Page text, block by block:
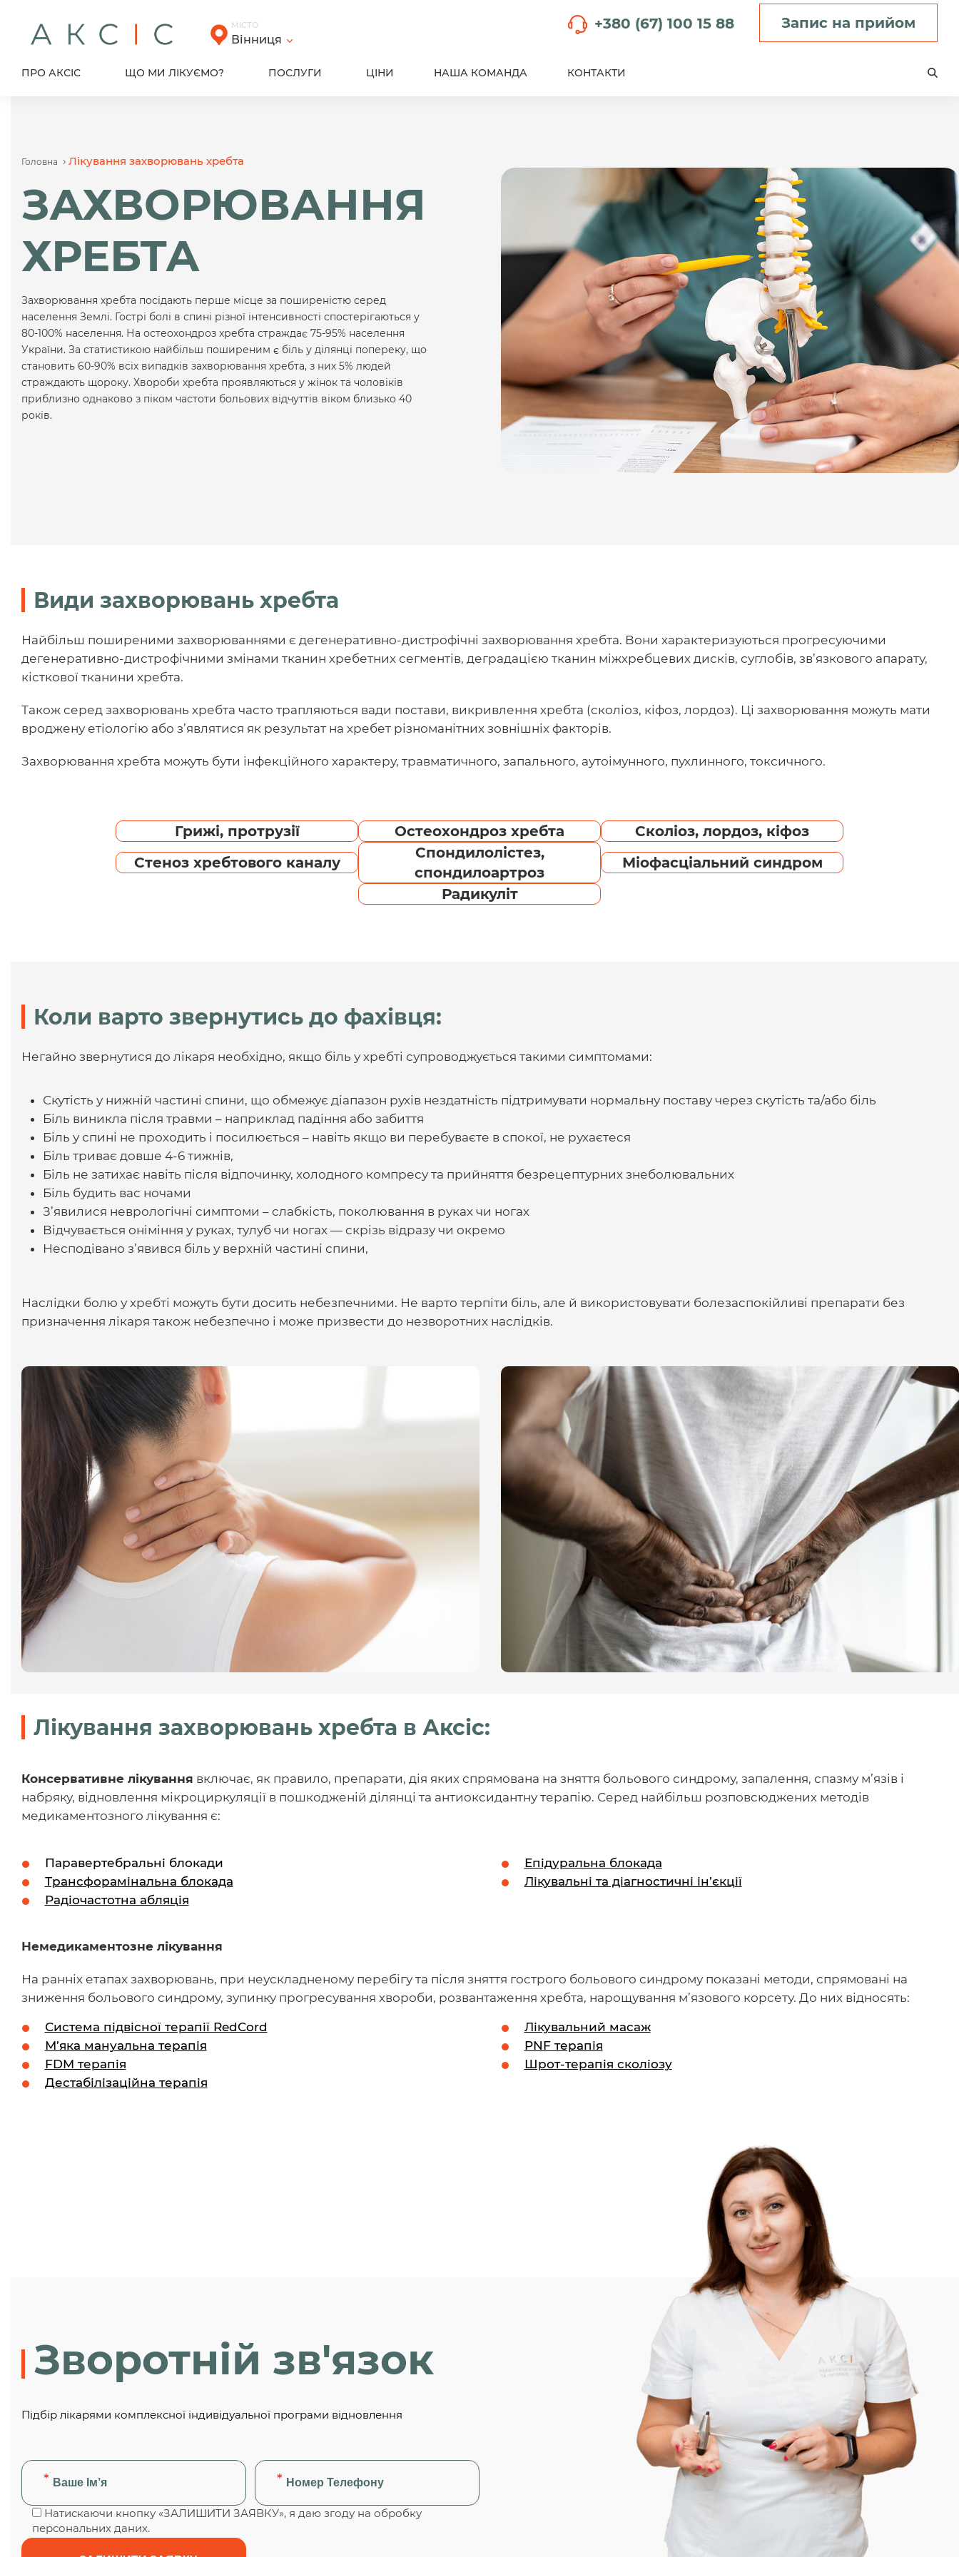
content
МІСТО
Вінниця
+380 (67) 100 15 88 Запис на прийом
ПРО АКСІС ЩО МИ ЛІКУЄМО? ПОСЛУГИ ЦІНИ НАША КОМАНДА КОНТАКТИ
Головна › Лікування захворювань хребта
ЗАХВОРЮВАННЯ
ХРЕБТА
Захворювання хребта посідають перше місце за поширеністю серед
населення Землі. Гострі болі в спині різної інтенсивності спостерігаються у
80-100% населення. На остеохондроз хребта страждає 75-95% населення
України. За статистикою найбільш поширеним є біль у ділянці попереку, що
становить 60-90% всіх випадків захворювання хребта, з них 5% людей
страждають щороку. Хвороби хребта проявляються у жінок та чоловіків
приблизно однаково з піком частоти больових відчуттів віком близько 40
років.
Види захворювань хребта
Найбільш поширеними захворюваннями є дегенеративно-дистрофічні захворювання хребта. Вони характеризуються прогресуючими
дегенеративно-дистрофічними змінами тканин хребетних сегментів, деградацією тканин міжхребцевих дисків, суглобів, зв’язкового апарату,
кісткової тканини хребта.
Також серед захворювань хребта часто трапляються вади постави, викривлення хребта (сколіоз, кіфоз, лордоз). Ці захворювання можуть мати
вроджену етіологію або з’являтися як результат на хребет різноманітних зовнішніх факторів.
Захворювання хребта можуть бути інфекційного характеру, травматичного, запального, аутоімунного, пухлинного, токсичного.
Грижі, протрузії Остеохондроз хребта
Сколіоз, лордоз, кіфоз
Стеноз хребтового каналу
Спондилолістез,
спондилоартроз
Міофасціальний синдром
Радикуліт
Коли варто звернутись до фахівця:
Негайно звернутися до лікаря необхідно, якщо біль у хребті супроводжується такими симптомами:
Скутість у нижній частині спини, що обмежує діапазон рухів нездатність підтримувати нормальну поставу через скутість та/або біль
Біль виникла після травми – наприклад падіння або забиття
Біль у спині не проходить і посилюється – навіть якщо ви перебуваєте в спокої, не рухаєтеся
Біль триває довше 4-6 тижнів,
Біль не затихає навіть після відпочинку, холодного компресу та прийняття безрецептурних знеболювальних
Біль будить вас ночами
З’явилися неврологічні симптоми – слабкість, поколювання в руках чи ногах
Відчувається оніміння у руках, тулуб чи ногах — скрізь відразу чи окремо
Несподівано з’явився біль у верхній частині спини,
Наслідки болю у хребті можуть бути досить небезпечними. Не варто терпіти біль, але й використовувати болезаспокійливі препарати без
призначення лікаря також небезпечно і може призвести до незворотних наслідків.
Лікування захворювань хребта в Аксіс:
Консервативне лікування включає, як правило, препарати, дія яких спрямована на зняття больового синдрому, запалення, спазму м’язів і
набряку, відновлення мікроциркуляції в пошкодженій ділянці та антиоксидантну терапію. Серед найбільш розповсюджених методів
медикаментозного лікування є:
Паравертебральні блокади
Трансфорамінальна блокада
Радіочастотна абляція
Епідуральна блокада
Лікувальні та діагностичні ін’єкції
Немедикаментозне лікування
На ранніх етапах захворювань, при неускладненому перебігу та після зняття гострого больового синдрому показані методи, спрямовані на
зниження больового синдрому, зупинку прогресування хвороби, розвантаження хребта, нарощування м’язового корсету. До них відносять:
Система підвісної терапії RedCord
М’яка мануальна терапія
FDM терапія
Дестабілізаційна терапія
Лікувальний масаж
PNF терапія
Шрот-терапія сколіозу
Зворотній зв'язок
Підбір лікарями комплексної індивідуальної програми відновлення
Натискаючи кнопку «ЗАЛИШИТИ ЗАЯВКУ», я даю згоду на обробку
персональних даних.